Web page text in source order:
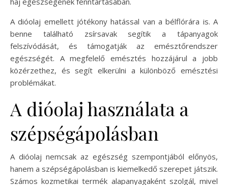
A dióolaj emellett jótékony hatással van a bélflórára is. A
benne található zsírsavak segítik a tápanyagok
felszívódását, és támogatják az emésztőrendszer
egészségét. A megfelelő emésztés hozzájárul a jobb
közérzethez, és segít elkerülni a különböző emésztési
problémákat.
A dióolaj használata a
szépségápolásban
A dióolaj nemcsak az egészség szempontjából előnyös,
hanem a szépségápolásban is kiemelkedő szerepet játszik.
Számos kozmetikai termék alapanyagaként szolgál, mivel